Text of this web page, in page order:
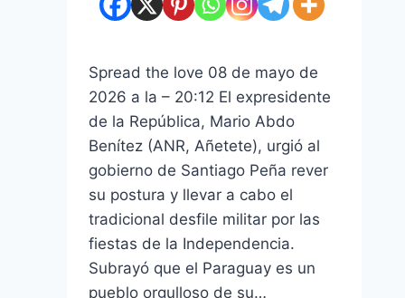
Spread the love 08 de mayo de
2026 a la – 20:12 El expresidente
de la República, Mario Abdo
Benítez (ANR, Añetete), urgió al
gobierno de Santiago Peña rever
su postura y llevar a cabo el
tradicional desfile militar por las
fiestas de la Independencia.
Subrayó que el Paraguay es un
pueblo orgulloso de su…